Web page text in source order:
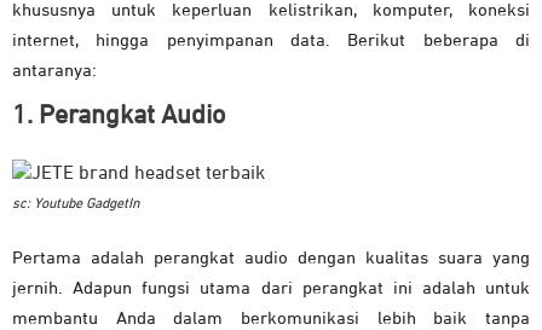
khususnya untuk keperluan kelistrikan, komputer, koneksi
internet, hingga penyimpanan data. Berikut beberapa di
antaranya:
1. Perangkat Audio
sc: Youtube GadgetIn
Pertama adalah perangkat audio dengan kualitas suara yang
jernih. Adapun fungsi utama dari perangkat ini adalah untuk
membantu Anda dalam berkomunikasi lebih baik tanpa